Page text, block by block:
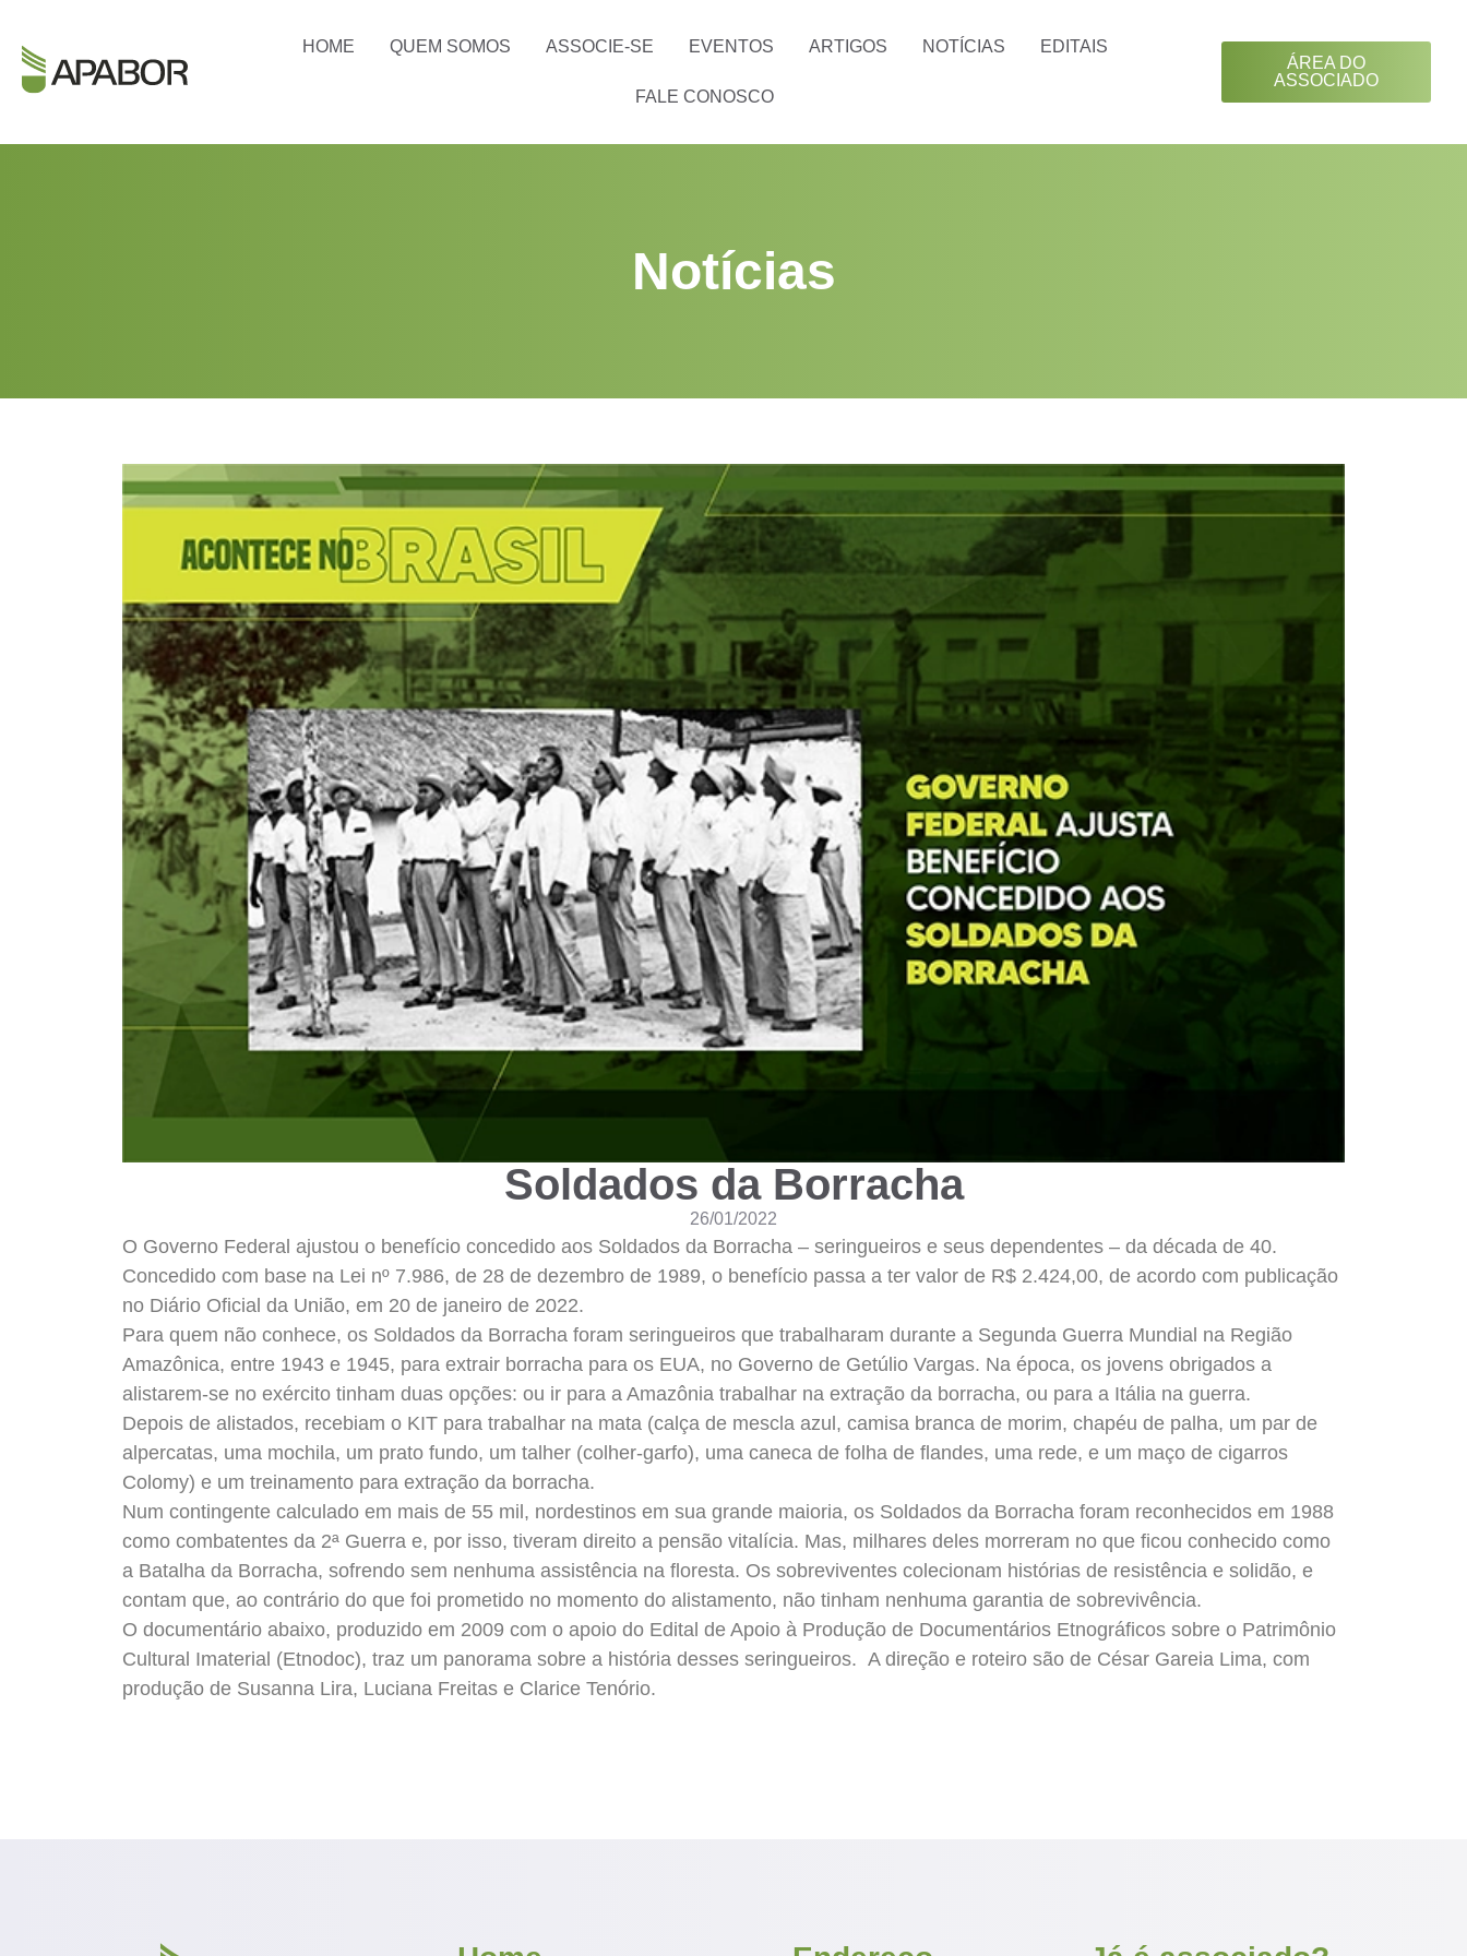
HOME QUEM SOMOS ASSOCIE-SE EVENTOS ARTIGOS NOTÍCIAS EDITAIS
FALE CONOSCO
ÁREA DO
ASSOCIADO
Notícias
Soldados da Borracha
26/01/2022
O Governo Federal ajustou o benefício concedido aos Soldados da Borracha – seringueiros e seus dependentes – da década de 40.
Concedido com base na Lei nº 7.986, de 28 de dezembro de 1989, o benefício passa a ter valor de R$ 2.424,00, de acordo com publicação
no Diário Oficial da União, em 20 de janeiro de 2022.
Para quem não conhece, os Soldados da Borracha foram seringueiros que trabalharam durante a Segunda Guerra Mundial na Região
Amazônica, entre 1943 e 1945, para extrair borracha para os EUA, no Governo de Getúlio Vargas. Na época, os jovens obrigados a
alistarem-se no exército tinham duas opções: ou ir para a Amazônia trabalhar na extração da borracha, ou para a Itália na guerra.
Depois de alistados, recebiam o KIT para trabalhar na mata (calça de mescla azul, camisa branca de morim, chapéu de palha, um par de
alpercatas, uma mochila, um prato fundo, um talher (colher-garfo), uma caneca de folha de flandes, uma rede, e um maço de cigarros
Colomy) e um treinamento para extração da borracha.
Num contingente calculado em mais de 55 mil, nordestinos em sua grande maioria, os Soldados da Borracha foram reconhecidos em 1988
como combatentes da 2ª Guerra e, por isso, tiveram direito a pensão vitalícia. Mas, milhares deles morreram no que ficou conhecido como
a Batalha da Borracha, sofrendo sem nenhuma assistência na floresta. Os sobreviventes colecionam histórias de resistência e solidão, e
contam que, ao contrário do que foi prometido no momento do alistamento, não tinham nenhuma garantia de sobrevivência.
O documentário abaixo, produzido em 2009 com o apoio do Edital de Apoio à Produção de Documentários Etnográficos sobre o Patrimônio
Cultural Imaterial (Etnodoc), traz um panorama sobre a história desses seringueiros. A direção e roteiro são de César Gareia Lima, com
produção de Susanna Lira, Luciana Freitas e Clarice Tenório.